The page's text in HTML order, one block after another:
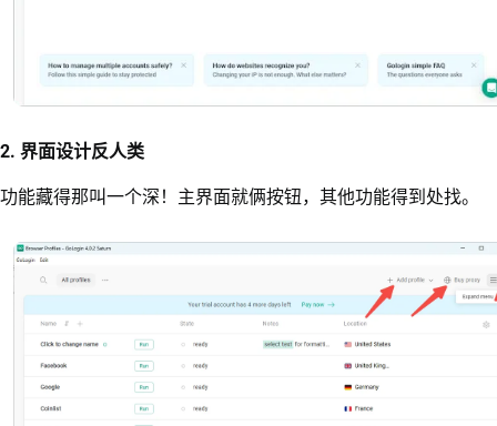
2. 界面设计反人类
功能藏得那叫一个深！主界面就俩按钮，其他功能得到处找。